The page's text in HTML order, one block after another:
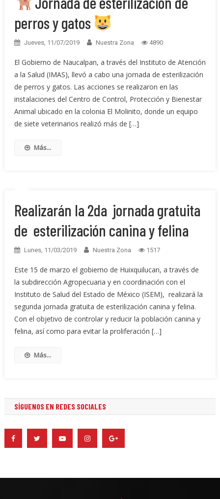
perros y gatos
Jueves, 11/07/2019 Nuestra Zona 4890
El Gobierno de Naucalpan, a través del Instituto de Atención
a la Salud (IMAS), llevó a cabo una jornada de esterilización
de perros y gatos. Las acciones se realizaron en las
instalaciones del Centro de Control, Protección y Bienestar
Animal ubicado en la colonia El Molinito, donde un equipo
de siete veterinarios realizó más de […]
Más...
Realizarán la 2da jornada gratuita
de esterilización canina y felina
Lunes, 11/03/2019 Nuestra Zona 1517
Este 15 de marzo el gobierno de Huixquilucan, a través de
la subdirección Agropecuaria y en coordinación con el
Instituto de Salud del Estado de México (ISEM), realizará la
segunda jornada gratuita de esterilización canina y felina.
Con el objetivo de controlar y reducir la población canina y
felina, así como para evitar la proliferación […]
Más...
SÍGUENOS EN REDES SOCIALES